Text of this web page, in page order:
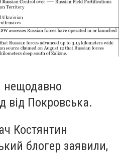
нещодавно
від Покровська.
Костянтин
блогер заявили,